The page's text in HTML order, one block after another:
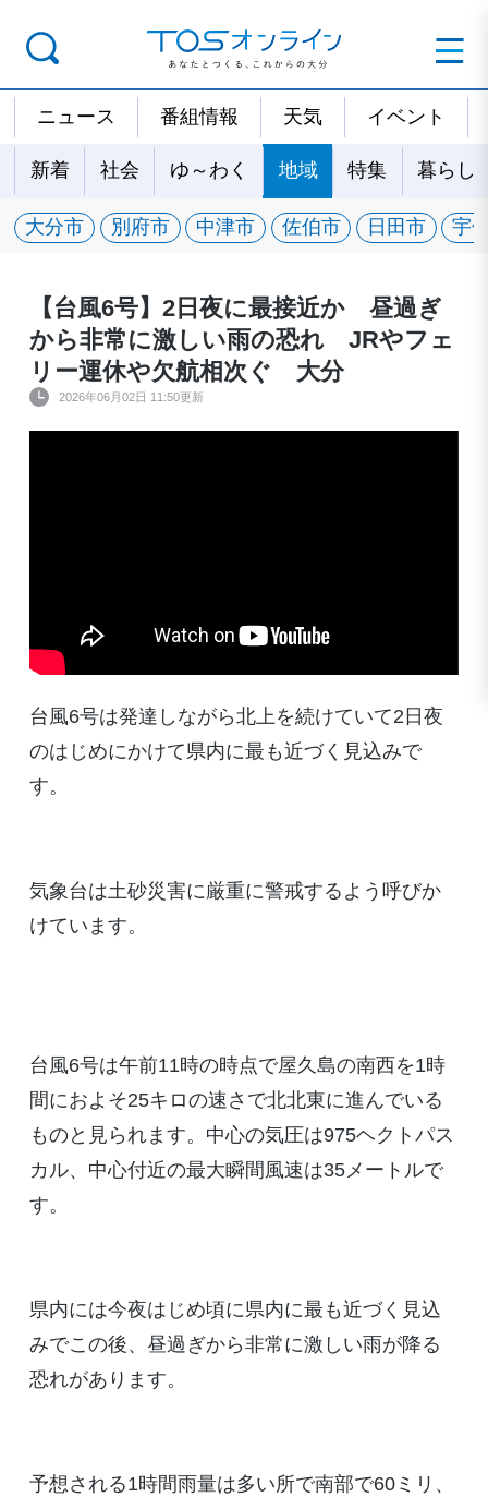
ニュース 番組情報 天気 イベント
新着 社会 ゆ～わく 地域 特集 暮らし
大分市 別府市 中津市 佐伯市 日田市 宇
【台風6号】2日夜に最接近か 昼過ぎ
から非常に激しい雨の恐れ JRやフェ
リー運休や欠航相次ぐ 大分
2026年06月02日 11:50更新
台風6号は発達しながら北上を続けていて2日夜
のはじめにかけて県内に最も近づく見込みで
す。
気象台は土砂災害に厳重に警戒するよう呼びか
けています。
台風6号は午前11時の時点で屋久島の南西を1時
間におよそ25キロの速さで北北東に進んでいる
ものと見られます。中心の気圧は975ヘクトパス
カル、中心付近の最大瞬間風速は35メートルで
す。
県内には今夜はじめ頃に県内に最も近づく見込
みでこの後、昼過ぎから非常に激しい雨が降る
恐れがあります。
予想される1時間雨量は多い所で南部で60ミリ、